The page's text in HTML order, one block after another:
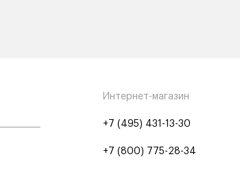
Интернет-магазин
+7 (495) 431-13-30
+7 (800) 775-28-34